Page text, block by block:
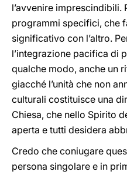
l’avvenire
programmi specifici, che
significativo con l’altro.
l’integrazione pacifica di
qualche modo, anche un
giacché l’unità che non
culturali costituisce una
Chiesa, che nello Spirito
aperta e tutti desidera
Credo che coniugare
persona singolare e in